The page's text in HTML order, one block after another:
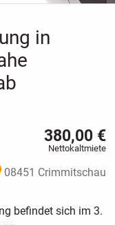
in
380,00 €
Nettokaltmiete
08451 Crimmitschau
befindet sich im 3.